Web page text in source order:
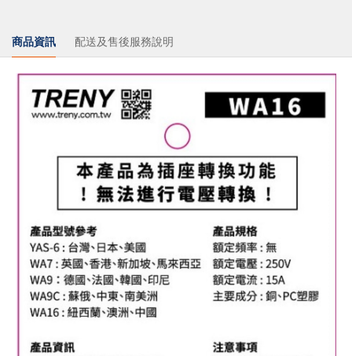
商品資訊 配送及售後服務說明